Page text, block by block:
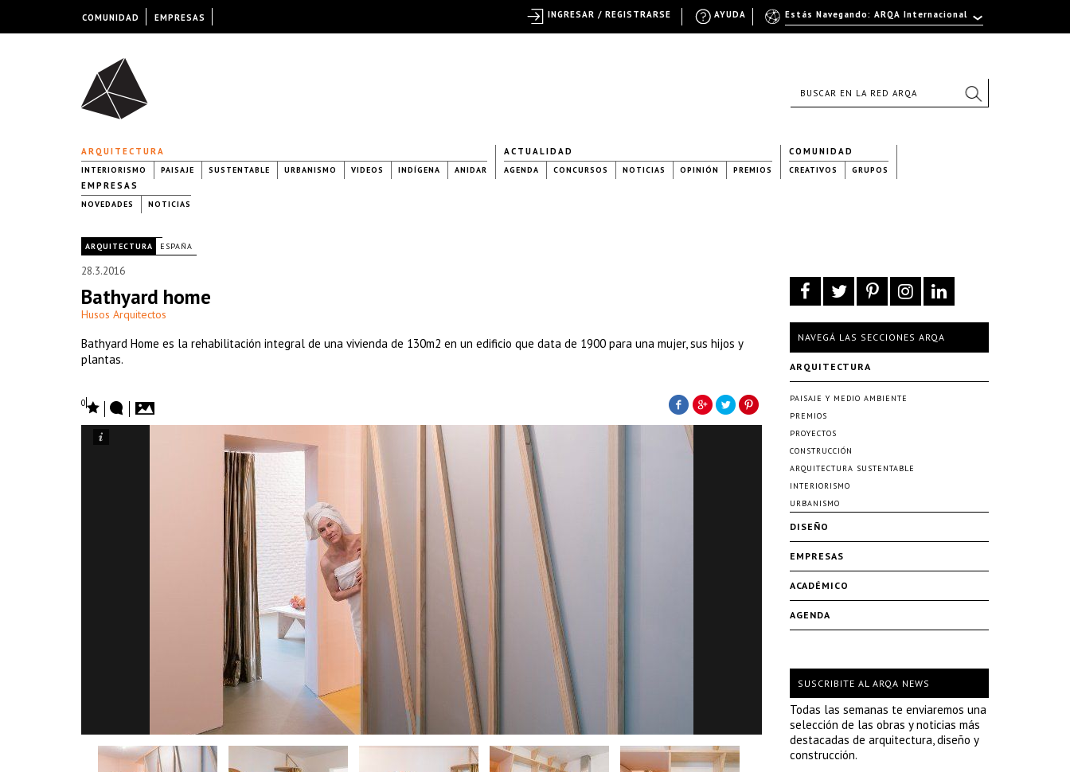
ARQUITECTURA
INTERIORISMO PAISAJE SUSTENTABLE URBANISMO VIDEOS INDÍGENA ANIDAR
ACTUALIDAD
AGENDA CONCURSOS NOTICIAS OPINIÓN PREMIOS
COMUNIDAD
CREATIVOS GRUPOS
EMPRESAS
NOVEDADES NOTICIAS
ARQUITECTURA ESPAÑA
28.3.2016
Bathyard home
Husos Arquitectos
Bathyard Home es la rehabilitación integral de una vivienda de 130m2 en un edificio que data de 1900 para una mujer, sus hijos y
plantas.
0
NAVEGÁ LAS SECCIONES ARQA
ARQUITECTURA
PAISAJE Y MEDIO AMBIENTE
PREMIOS
PROYECTOS
CONSTRUCCIÓN
ARQUITECTURA SUSTENTABLE
INTERIORISMO
URBANISMO
DISEÑO
EMPRESAS
ACADÉMICO
AGENDA
SUSCRIBITE AL ARQA NEWS
Todas las semanas te enviaremos una
selección de las obras y noticias más
destacadas de arquitectura, diseño y
construcción.
COMUNIDAD EMPRESAS Estás Navegando: ARQA Internacional
AYUDA
INGRESAR / REGISTRARSE